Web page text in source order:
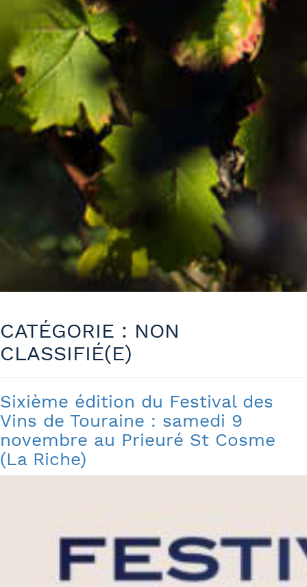
CATÉGORIE : NON
CLASSIFIÉ(E)
Sixième édition du Festival des
Vins de Touraine : samedi 9
novembre au Prieuré St Cosme
(La Riche)